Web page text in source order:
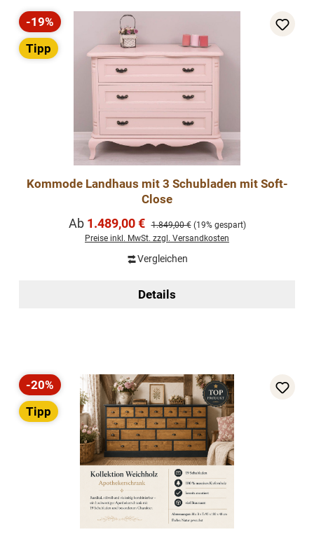
Rabatt
-19%
Tipp
Kommode Landhaus mit 3 Schubladen mit Soft-
Close
Verkaufspreis:
Ab 1.489,00 € Regulärer Preis:
1.849,00 € (19% gespart)
Preise inkl. MwSt. zzgl. Versandkosten
Vergleichen
Details
Rabatt
-20%
Tipp